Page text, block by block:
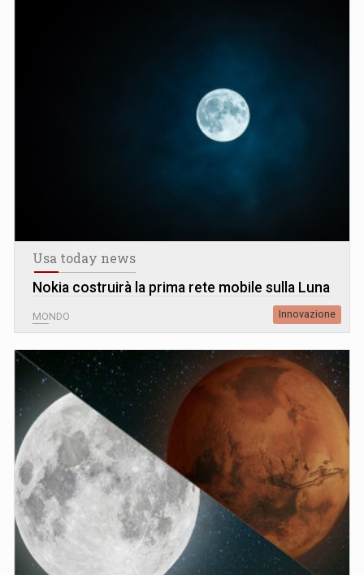
Usa today news
Nokia costruirà la prima rete mobile sulla Luna
MONDO Innovazione